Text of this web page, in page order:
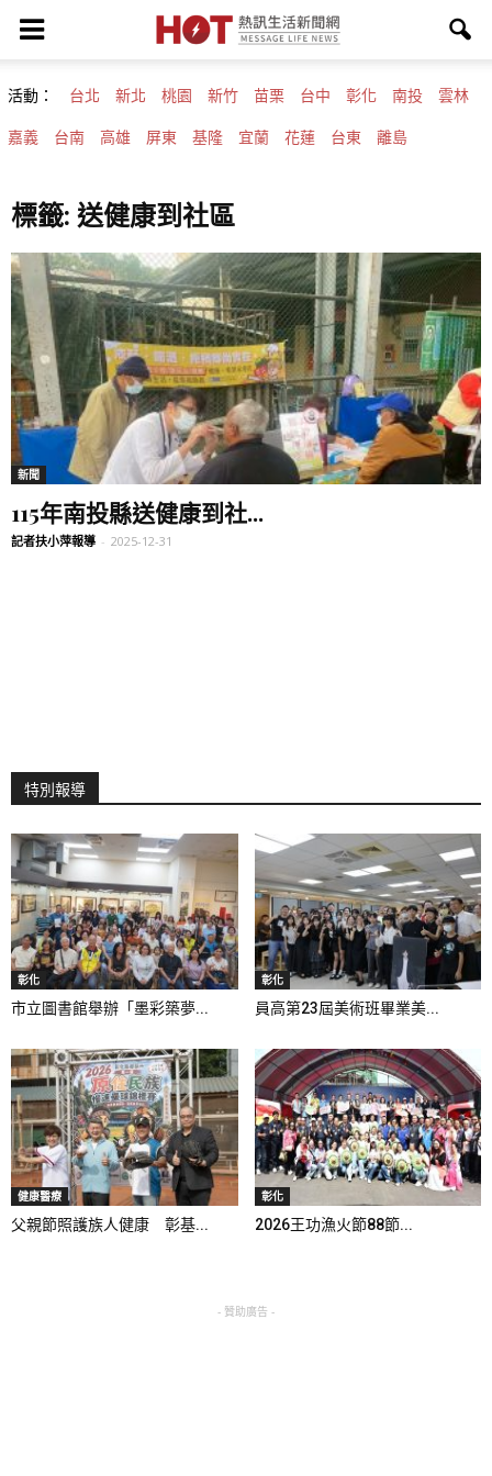
活動： 台北 新北 桃園 新竹 苗栗 台中 彰化 南投 雲林
嘉義 台南 高雄 屏東 基隆 宜蘭 花蓮 台東 離島
標籤: 送健康到社區
新聞
115年南投縣送健康到社...
記者扶小萍報導 - 2025-12-31
特別報導
彰化
市立圖書館舉辦「墨彩築夢...
彰化
員高第23屆美術班畢業美...
健康醫療
父親節照護族人健康 彰基...
彰化
2026王功漁火節88節...
- 贊助廣告 -